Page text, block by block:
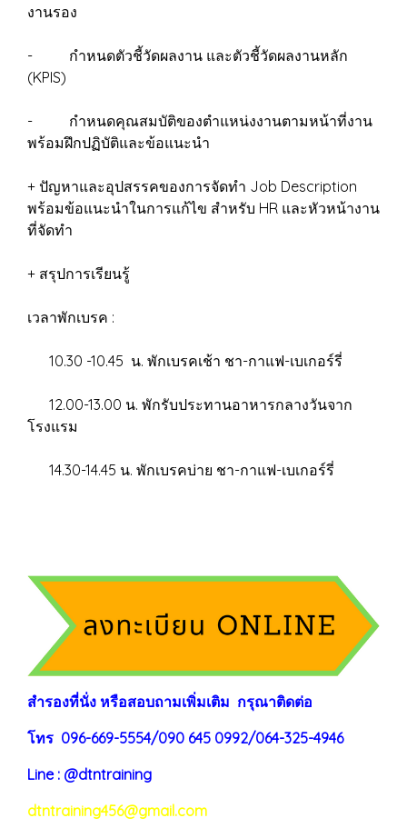
งานรอง
- กำหนดตัวชี้วัดผลงาน และตัวชี้วัดผลงานหลัก
(KPIS)
- กำหนดคุณสมบัติของตำแหน่งงานตามหน้าที่งาน
พร้อมฝึกปฏิบัติและข้อแนะนำ
+ ปัญหาและอุปสรรคของการจัดทำ Job Description
พร้อมข้อแนะนำในการแก้ไข สำหรับ HR และหัวหน้างาน
ที่จัดทำ
+ สรุปการเรียนรู้
เวลาพักเบรค :
10.30 -10.45 น. พักเบรคเช้า ชา-กาแฟ-เบเกอร์รี่
12.00-13.00 น. พักรับประทานอาหารกลางวันจาก
โรงแรม
14.30-14.45 น. พักเบรคบ่าย ชา-กาแฟ-เบเกอร์รี่
สำรองที่นั่ง หรือสอบถามเพิ่มเติม กรุณาติดต่อ
โทร 096-669-5554/090 645 0992/064-325-4946
Line : @dtntraining
dtntraining456@gmail.com